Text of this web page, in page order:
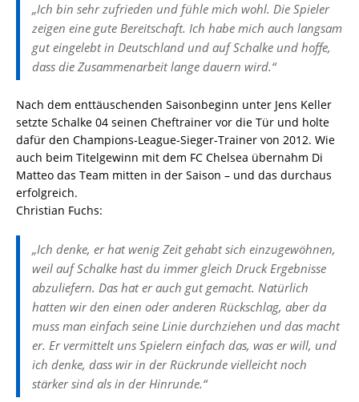
„Ich bin sehr zufrieden und fühle mich wohl. Die Spieler
zeigen eine gute Bereitschaft. Ich habe mich auch langsam
gut eingelebt in Deutschland und auf Schalke und hoffe,
dass die Zusammenarbeit lange dauern wird.“
Nach dem enttäuschenden Saisonbeginn unter Jens Keller
setzte Schalke 04 seinen Cheftrainer vor die Tür und holte
dafür den Champions-League-Sieger-Trainer von 2012. Wie
auch beim Titelgewinn mit dem FC Chelsea übernahm Di
Matteo das Team mitten in der Saison – und das durchaus
erfolgreich.
Christian Fuchs:
„Ich denke, er hat wenig Zeit gehabt sich einzugewöhnen,
weil auf Schalke hast du immer gleich Druck Ergebnisse
abzuliefern. Das hat er auch gut gemacht. Natürlich
hatten wir den einen oder anderen Rückschlag, aber da
muss man einfach seine Linie durchziehen und das macht
er. Er vermittelt uns Spielern einfach das, was er will, und
ich denke, dass wir in der Rückrunde vielleicht noch
stärker sind als in der Hinrunde.“